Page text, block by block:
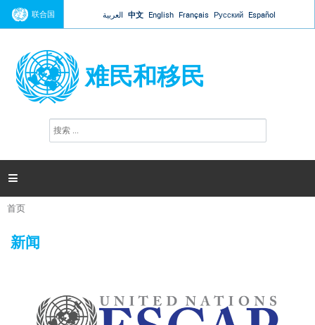
Jump to navigation
联合国 العربية 中文 English Français Русский Español
难民和移民
搜
索

你
在
这
首页
新闻